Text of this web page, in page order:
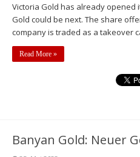
Victoria Gold has already opened
Gold could be next. The share
company is traded as a takeover
Read More »
Banyan Gold: Neuer